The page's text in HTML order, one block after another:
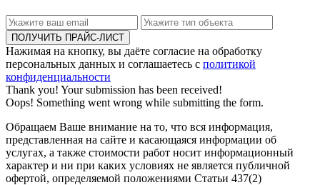
Нажимая на кнопку, вы даёте согласие на обработку
персональных данных и соглашаетесь с политикой
конфиденциальности
Thank you! Your submission has been received!
Oops! Something went wrong while submitting the form.
Обращаем Ваше внимание на то, что вся информация,
представленная на сайте и касающаяся информации об
услугах, а также стоимости работ носит информационный
характер и ни при каких условиях не является публичной
офертой, определяемой положениями Статьи 437(2)